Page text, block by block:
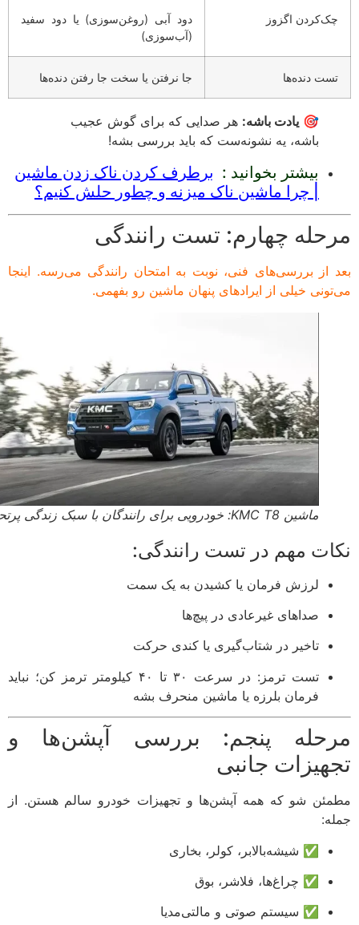
اگزوز
دود آبی (روغن‌سوزی) یا دود سفید
(آب‌سوزی)
دنده‌ها جا نرفتن یا سخت جا رفتن دنده‌ها
یادت باشه:هر صدایی که برای گوش عجیب
باشه، یه نشونه‌ست که باید بررسی بشه!
بیشتر بخوانید : برطرف کردن ناک زدن ماشین
| چرا ماشین ناک میزنه و چطور حلش کنیم؟
چهارم: تست رانندگی
از بررسی‌های فنی، نوبت به امتحان رانندگی می‌رسه. اینجا
خیلی از ایرادهای پنهان ماشین رو بفهمی.
ماشین KMC T8: خودرویی برای رانندگان با سبک زندگی پرتحرک
مهم در تست رانندگی:
لرزش فرمان یا کشیدن به یک سمت
صداهای غیرعادی در پیچ‌ها
تاخیر در شتاب‌گیری یا کندی حرکت
تست ترمز: در سرعت ۳۰ تا ۴۰ کیلومتر ترمز کن؛ نباید
فرمان بلرزه یا ماشین منحرف بشه
پنجم: بررسی آپشن‌ها و
جانبی
شو که همه آپشن‌ها و تجهیزات خودرو سالم هستن. از
✅ شیشه‌بالابر، کولر، بخاری
✅ چراغ‌ها، فلاشر، بوق
✅ سیستم صوتی و مالتی‌مدیا